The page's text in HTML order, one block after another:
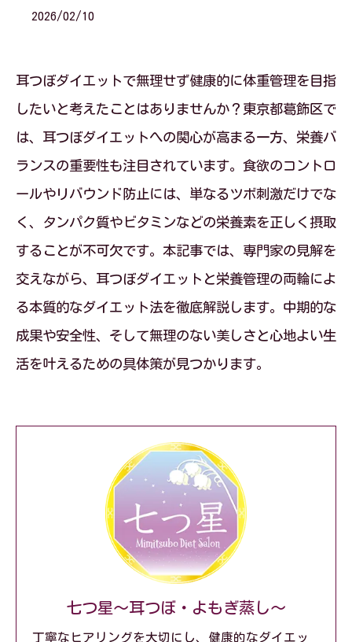
2026/02/10
耳つぼダイエットで無理せず健康的に体重管理を目指
したいと考えたことはありませんか？東京都葛飾区で
は、耳つぼダイエットへの関心が高まる一方、栄養バ
ランスの重要性も注目されています。食欲のコントロ
ールやリバウンド防止には、単なるツボ刺激だけでな
く、タンパク質やビタミンなどの栄養素を正しく摂取
することが不可欠です。本記事では、専門家の見解を
交えながら、耳つぼダイエットと栄養管理の両輪によ
る本質的なダイエット法を徹底解説します。中期的な
成果や安全性、そして無理のない美しさと心地よい生
活を叶えるための具体策が見つかります。
七つ星～耳つぼ・よもぎ蒸し～
丁寧なヒアリングを大切にし、健康的なダイエッ